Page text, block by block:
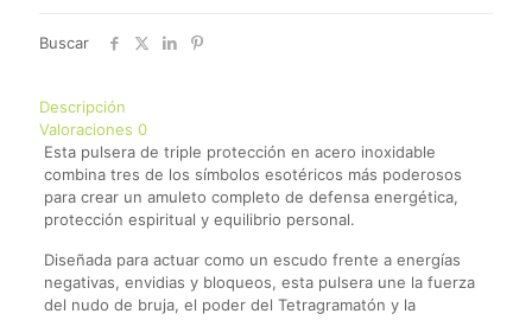
Buscar
Descripción
Valoraciones 0
Esta pulsera de triple protección en acero inoxidable
combina tres de los símbolos esotéricos más poderosos
para crear un amuleto completo de defensa energética,
protección espiritual y equilibrio personal.
Diseñada para actuar como un escudo frente a energías
negativas, envidias y bloqueos, esta pulsera une la fuerza
del nudo de bruja, el poder del Tetragramatón y la